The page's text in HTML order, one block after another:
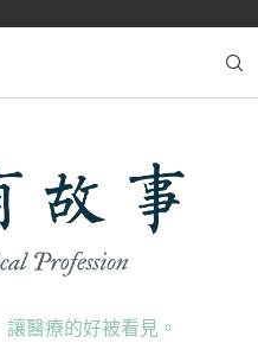
醫療的好被看見。